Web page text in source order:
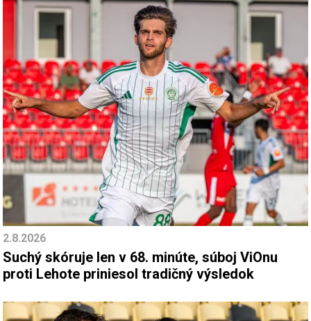
2.8.2026
Suchý skóruje len v 68. minúte, súboj ViOnu
proti Lehote priniesol tradičný výsledok